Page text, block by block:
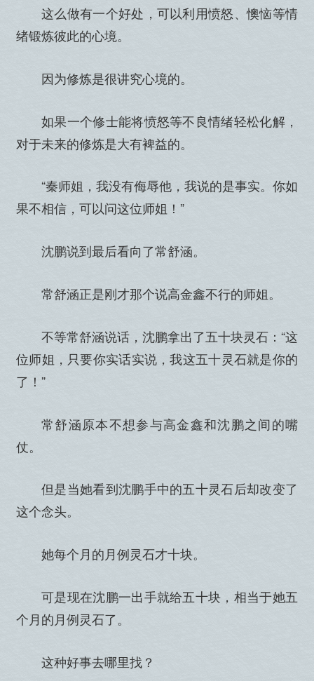
这么做有一个好处，可以利用愤怒、懊恼等情
绪锻炼彼此的心境。
因为修炼是很讲究心境的。
如果一个修士能将愤怒等不良情绪轻松化解，
对于未来的修炼是大有裨益的。
“秦师姐，我没有侮辱他，我说的是事实。你如
果不相信，可以问这位师姐！”
沈鹏说到最后看向了常舒涵。
常舒涵正是刚才那个说高金鑫不行的师姐。
不等常舒涵说话，沈鹏拿出了五十块灵石：“这
位师姐，只要你实话实说，我这五十灵石就是你的
了！”
常舒涵原本不想参与高金鑫和沈鹏之间的嘴
仗。
但是当她看到沈鹏手中的五十灵石后却改变了
这个念头。
她每个月的月例灵石才十块。
可是现在沈鹏一出手就给五十块，相当于她五
个月的月例灵石了。
这种好事去哪里找？